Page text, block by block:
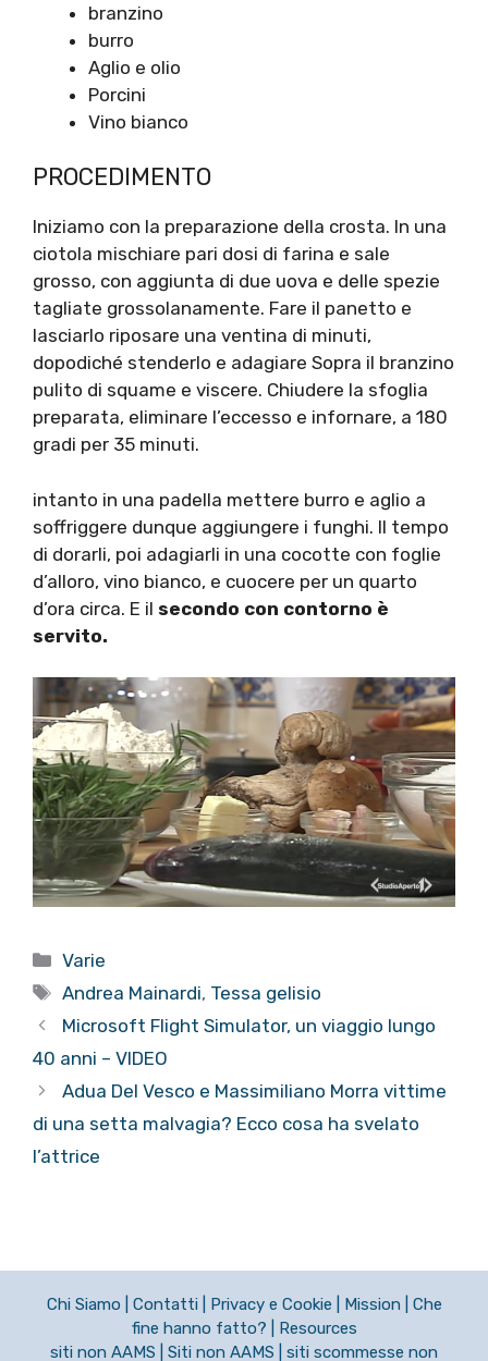
branzino
burro
Aglio e olio
Porcini
Vino bianco
PROCEDIMENTO
Iniziamo con la preparazione della crosta. In una
ciotola mischiare pari dosi di farina e sale
grosso, con aggiunta di due uova e delle spezie
tagliate grossolanamente. Fare il panetto e
lasciarlo riposare una ventina di minuti,
dopodiché stenderlo e adagiare Sopra il branzino
pulito di squame e viscere. Chiudere la sfoglia
preparata, eliminare l’eccesso e infornare, a 180
gradi per 35 minuti.
intanto in una padella mettere burro e aglio a
soffriggere dunque aggiungere i funghi. Il tempo
di dorarli, poi adagiarli in una cocotte con foglie
d’alloro, vino bianco, e cuocere per un quarto
d’ora circa. E il secondo con contorno è
servito.
Categorie
Varie
Tag
Andrea Mainardi, Tessa gelisio
Microsoft Flight Simulator, un viaggio lungo
40 anni – VIDEO
Adua Del Vesco e Massimiliano Morra vittime
di una setta malvagia? Ecco cosa ha svelato
l’attrice
Chi Siamo Contatti Privacy e Cookie Mission
Che
fine hanno fatto?
Resources
siti non AAMS
Siti non AAMS siti scommesse non